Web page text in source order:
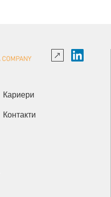
Кариери
Контакти